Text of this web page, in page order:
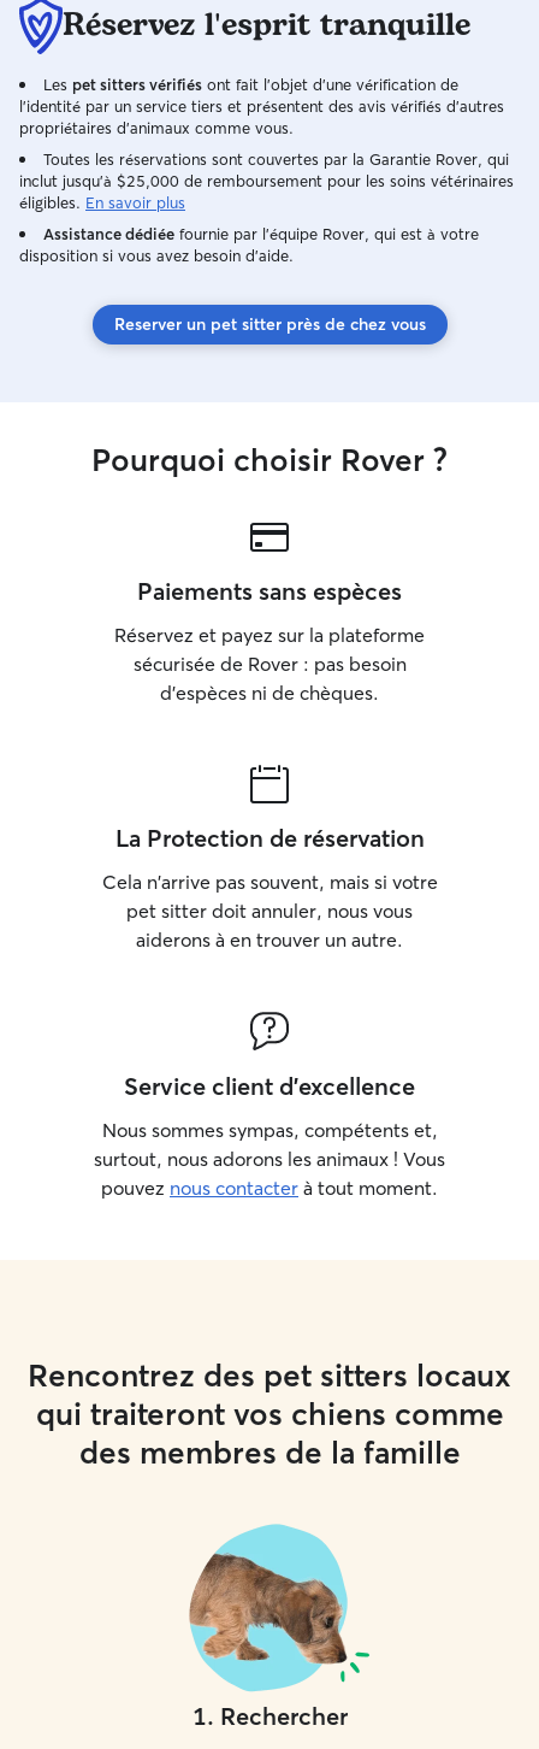
Réservez l'esprit tranquille
Les pet sitters vérifiés ont fait l'objet d'une vérification de
l'identité par un service tiers et présentent des avis vérifiés d'autres
propriétaires d'animaux comme vous.
Toutes les réservations sont couvertes par la Garantie Rover, qui
inclut jusqu'à $25,000 de remboursement pour les soins vétérinaires
éligibles. En savoir plus
Assistance dédiée fournie par l'équipe Rover, qui est à votre
disposition si vous avez besoin d'aide.
Reserver un pet sitter près de chez vous
Pourquoi choisir Rover ?
Paiements sans espèces
Réservez et payez sur la plateforme
sécurisée de Rover : pas besoin
d'espèces ni de chèques.
La Protection de réservation
Cela n'arrive pas souvent, mais si votre
pet sitter doit annuler, nous vous
aiderons à en trouver un autre.
Service client d'excellence
Nous sommes sympas, compétents et,
surtout, nous adorons les animaux ! Vous
pouvez nous contacter à tout moment.
Rencontrez des pet sitters locaux
qui traiteront vos chiens comme
des membres de la famille
1. Rechercher